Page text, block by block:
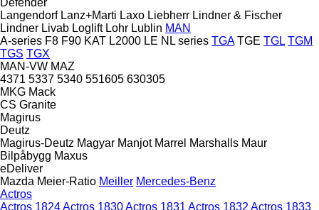
Langendorf Lanz+Marti Laxo Liebherr Lindner & Fischer
Lindner Livab Loglift Lohr Lublin MAN
A-series F8 F90 KAT L2000 LE NL series TGA TGE TGL TGM
TGS TGX
MAN-VW MAZ
4371 5337 5340 551605 630305
MKG Mack
CS Granite
Magirus
Deutz
Magirus-Deutz Magyar Manjot Marrel Marshalls Maur
Bilpåbygg Maxus
eDeliver
Mazda Meier-Ratio Meiller Mercedes-Benz
Actros
Actros 1824Actros 1830Actros 1831 Actros 1832 Actros 1833